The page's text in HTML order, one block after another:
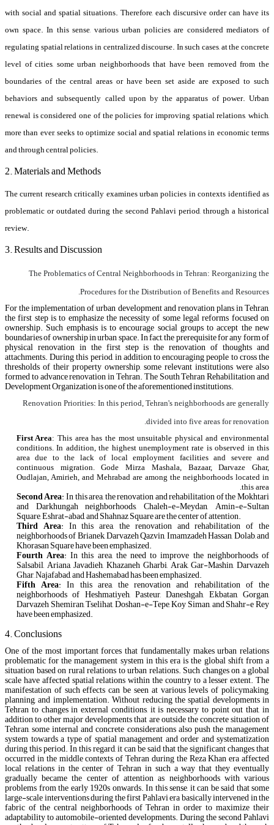
with social and spatial situations. Therefore, each discursive order can have its
own space. In this sense, various urban policies are considered mediators of
regulating spatial relations in centralized discourse. In such cases, at the concrete
level of cities, some urban neighborhoods that have been removed from the
boundaries of the central areas or have been set aside are exposed to such
behaviors and subsequently called upon by the apparatus of power. Urban
renewal is considered one of the policies for improving spatial relations, which,
more than ever, seeks to optimize social and spatial relations in economic terms
and through central policies.
2. Materials and Methods
The current research critically examines urban policies in contexts identified as
problematic or outdated during the second Pahlavi period, through a historical
review.
3. Results and Discussion
The Problematics of Central Neighborhoods in Tehran: Reorganizing the
Procedures for the Distribution of Benefits and Resources.
For the implementation of urban development and renovation plans in Tehran,
the first step is to emphasize the necessity of some legal reforms focused on
ownership. Such emphasis is to encourage social groups to accept the new
boundaries of ownership in urban space. In fact, the prerequisite for any form of
physical renovation in the first step is the renovation of thoughts and
attachments. During this period, in addition to encouraging people to cross the
thresholds of their property ownership, some relevant institutions were also
formed to advance renovation in Tehran. The South Tehran Rehabilitation and
Development Organization is one of the aforementioned institutions.
Renovation Priorities: In this period, Tehran's neighborhoods are generally
divided into five areas for renovation.
First Area:This area has the most unsuitable physical and environmental
conditions. In addition, the highest unemployment rate is observed in this
area due to the lack of local employment facilities and severe and
continuous migration. Gode Mirza Mashala, Bazaar, Darvaze Ghar,
Oudlajan, Amirieh, and Mehrabad are among the neighborhoods located in
this area.
Second Area:In this area, the renovation andrehabilitation of the Mokhtari
and Darkhungah neighborhoods, Chaleh-e-Meydan, Amin-e-Sultan
Square, Eshrat-abad, and Shahnaz Square are the center of attention.
Third Area: In this area, the renovation and rehabilitation of the
neighborhoods of Brianek, Darvazeh Qazvin, Imamzadeh Hassan, Dolab, and
Khorasan Square have been emphasized.
Fourth Area: In this area, the need to improve the neighborhoods of
Salsabil, Ariana, Javadieh, Khazaneh Gharbi, Arak, Gar-Mashin, Darvazeh
Ghar, Najafabad, and Hashemabad has been emphasized.
Fifth Area: In this area, the renovation and rehabilitation of the
neighborhoods of Heshmatiyeh, Pasteur, Daneshgah, Ekbatan, Gorgan,
Darvazeh Shemiran, Tselihat, Doshan-e-Tepe, Koy Siman, and Shahr-e Rey
have been emphasized.
4. Conclusions
One of the most important forces that fundamentally makes urban relations
problematic for the management system in this era is the global shift from a
situation based on rural relations to urban relations. Such changes on a global
scale have affected spatial relations within the country to a lesser extent. The
manifestation of such effects can be seen at various levels of policymaking,
planning, and implementation. Without reducing the spatial developments in
Tehran to changes in external conditions, it is necessary to point out that, in
addition to other major developments that are outside the concrete situation of
Tehran, some internal and concrete considerations also push the management
system towards a type of spatial management and order and systematization
during this period. In this regard, it can be said that the significant changes that
occurred in the middle contexts of Tehran during the Reza Khan era affected
local relations in the center of Tehran in such a way that they eventually
gradually became the center of attention as neighborhoods with various
problems from the early 1920s onwards.In this sense, it can be said that some
large-scale interventions during the first Pahlavi era basically intervened in the
fabric of the central neighborhoods of Tehran in order to maximize their
adaptability to automobile-oriented developments. During the second Pahlavi